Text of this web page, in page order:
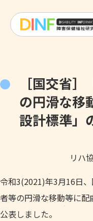
［国交省
の円滑な移
設計標準」
リハ
令和3(2021)年3月16日
者等の円滑な移動等に
公表しました。